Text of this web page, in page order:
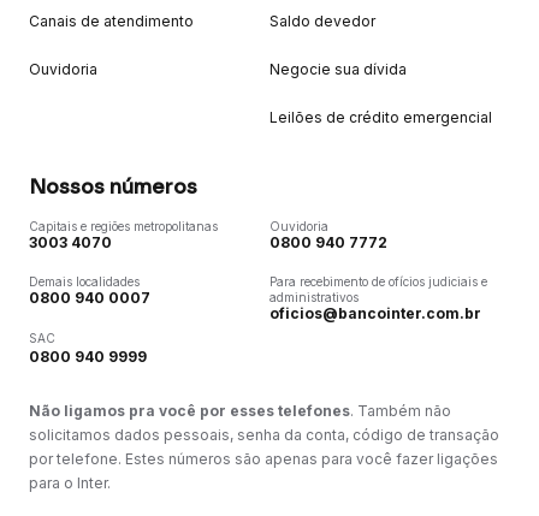
Canais de atendimento
Ouvidoria
Saldo devedor
Negocie sua dívida
Leilões de crédito emergencial
Nossos números
Capitais e regiões metropolitanas
3003 4070
Demais localidades
0800 940 0007
SAC
0800 940 9999
Ouvidoria
0800 940 7772
Para recebimento de ofícios judiciais e
administrativos
oficios@bancointer.com.br
Não ligamos pra você por esses telefones. Também não
solicitamos dados pessoais, senha da conta, código de transação
por telefone. Estes números são apenas para você fazer ligações
para o Inter.